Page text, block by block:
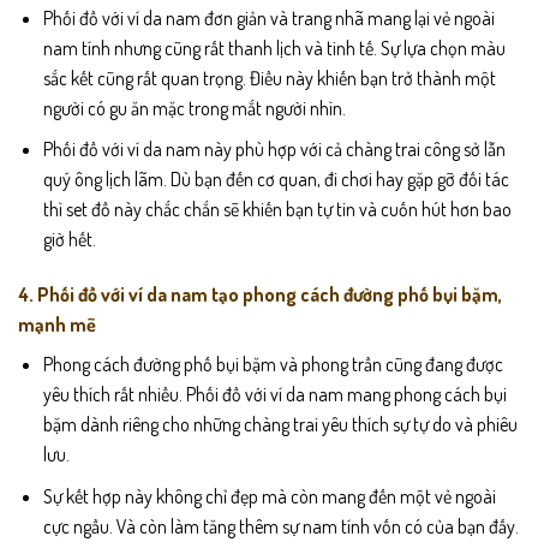
Phối đồ với ví da nam đơn giản và trang nhã mang lại vẻ ngoài
nam tính nhưng cũng rất thanh lịch và tinh tế. Sự lựa chọn màu
sắc kết cũng rất quan trọng. Điều này khiến bạn trở thành một
người có gu ăn mặc trong mắt người nhìn.
Phối đồ với ví da nam này phù hợp với cả chàng trai công sở lẫn
quý ông lịch lãm. Dù bạn đến cơ quan, đi chơi hay gặp gỡ đối tác
thì set đồ này chắc chắn sẽ khiến bạn tự tin và cuốn hút hơn bao
giờ hết.
4. Phối đồ với ví da nam tạo phong cách đường phố bụi bặm,
mạnh mẽ
Phong cách đường phố bụi bặm và phong trần cũng đang được
yêu thích rất nhiều. Phối đồ với ví da nam mang phong cách bụi
bặm dành riêng cho những chàng trai yêu thích sự tự do và phiêu
lưu.
Sự kết hợp này không chỉ đẹp mà còn mang đến một vẻ ngoài
cực ngầu. Và còn làm tăng thêm sự nam tính vốn có của bạn đấy.